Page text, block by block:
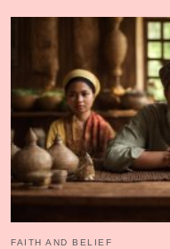
FAITH AND BELIEF